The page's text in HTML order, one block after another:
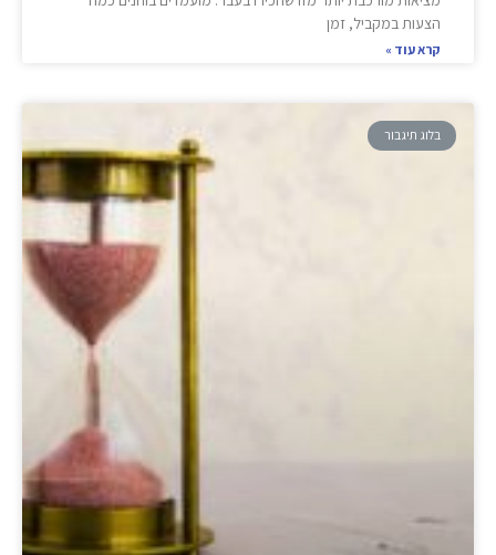
הצעות במקביל, זמן
קרא עוד »
בלוג תיגבור